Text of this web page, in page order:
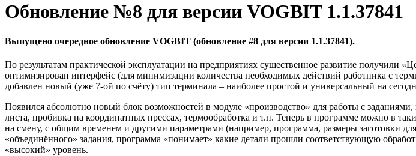
Обновление №8 для версии VOGBIT 1.1.37841
Выпущено очередное обновление VOGBIT (обновление #8 для версии 1.1.37841).
По результатам практической эксплуатации на предприятиях существенное развитие получили
оптимизирован интерфейс (для минимизации количества необходимых действий работника с
добавлен новый (уже 7-ой по счёту) тип терминала – наиболее простой и универсальный на
Появился абсолютно новый блок возможностей в модуле «производство» для работы с
листа, пробивка на координатных прессах, термообработка и т.п. Теперь в программе можно в
на смену, с общим временем и другими параметрами (например, программа, размеры заготовки
«объединённого» задания, программа «понимает» какие детали прошли соответствующую
«высокий» уровень.